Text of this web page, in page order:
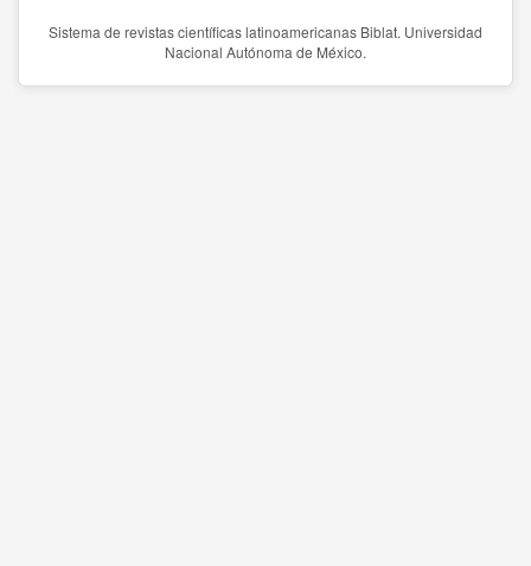
Sistema de revistas científicas latinoamericanas Biblat. Universidad
Nacional Autónoma de México.